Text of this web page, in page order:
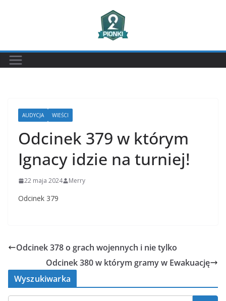
AUDYCJA WIEŚCI
Odcinek 379 w którym
Ignacy idzie na turniej!
22 maja 2024 Merry
Odcinek 379
Odcinek 378 o grach wojennych i nie tylko
Odcinek 380 w którym gramy w Ewakuację
Wyszukiwarka